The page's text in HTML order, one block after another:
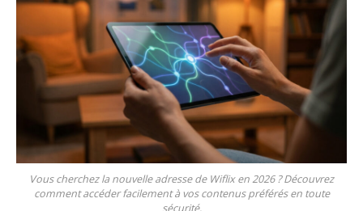
Vous cherchez la nouvelle adresse de Wiflix en 2026 ? Découvrez
comment accéder facilement à vos contenus préférés en toute
sécurité.